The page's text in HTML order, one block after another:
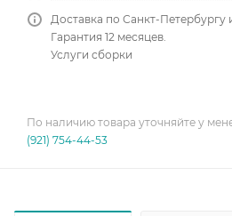
Доставка по Санкт-Петербургу
Гарантия 12 месяцев.
Услуги сборки
По наличию товара уточняйте у
(921) 754-44-53